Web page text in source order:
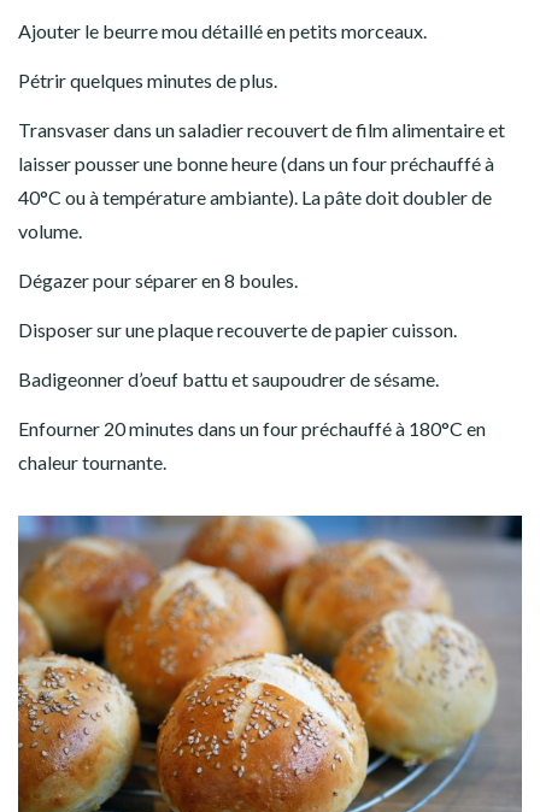
Ajouter le beurre mou détaillé en petits morceaux.
Pétrir quelques minutes de plus.
Transvaser dans un saladier recouvert de film alimentaire et
laisser pousser une bonne heure (dans un four préchauffé à
40°C ou à température ambiante). La pâte doit doubler de
volume.
Dégazer pour séparer en 8 boules.
Disposer sur une plaque recouverte de papier cuisson.
Badigeonner d’oeuf battu et saupoudrer de sésame.
Enfourner 20 minutes dans un four préchauffé à 180°C en
chaleur tournante.